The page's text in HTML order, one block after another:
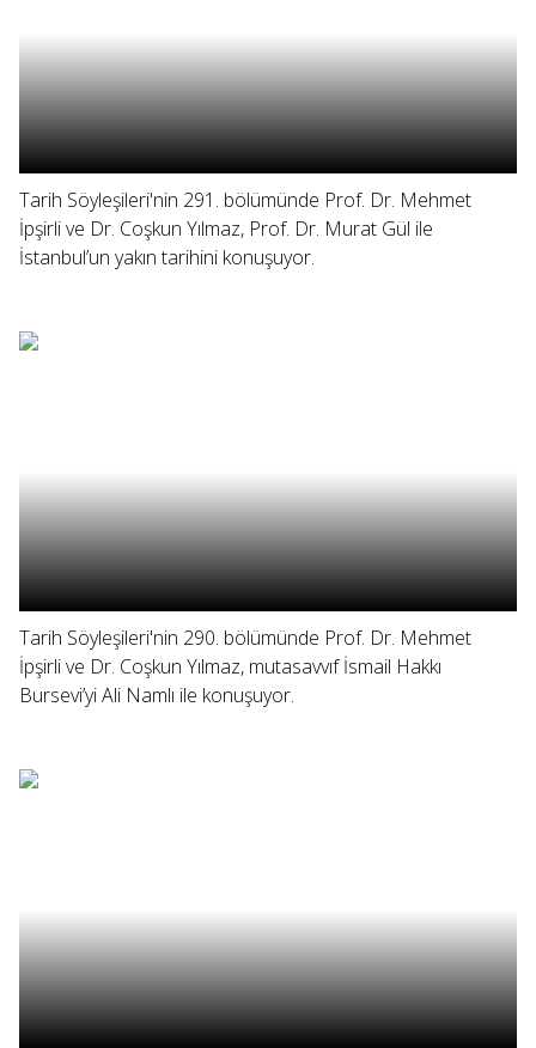
Tarih Söyleşileri'nin 291. bölümünde Prof. Dr. Mehmet
İpşirli ve Dr. Coşkun Yılmaz, Prof. Dr. Murat Gül ile
İstanbul’un yakın tarihini konuşuyor.
Tarih Söyleşileri'nin 290. bölümünde Prof. Dr. Mehmet
İpşirli ve Dr. Coşkun Yılmaz, mutasavvıf İsmail Hakkı
Bursevi’yi Ali Namlı ile konuşuyor.